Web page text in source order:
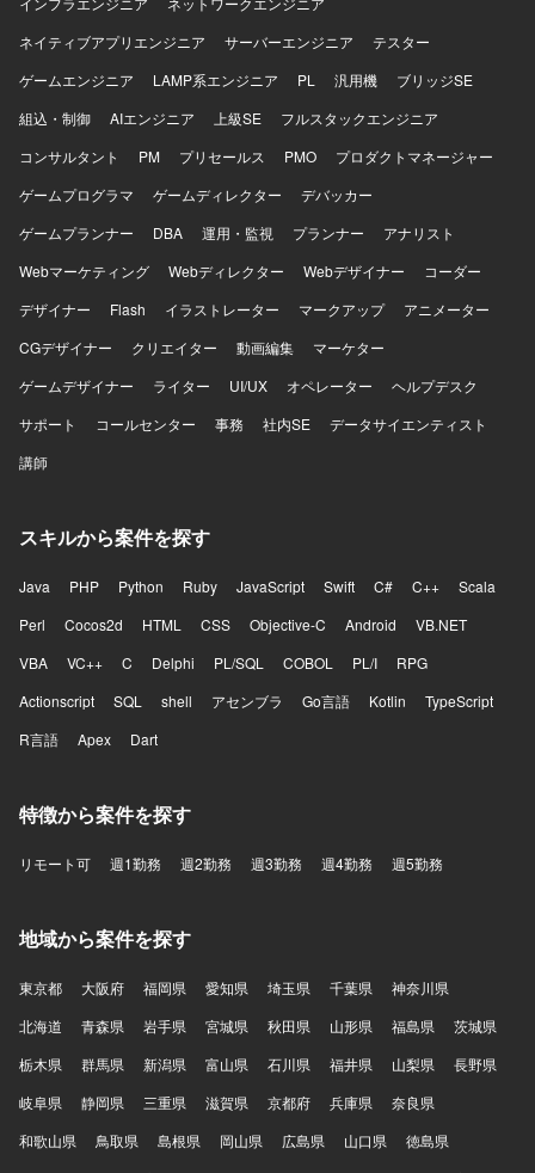
ースはPostgreSQLおよびMySQLを利用し、インフラは
WebSocketを用いたAPI開発、AIコーディングツールを活用
した開発スタイルを採用しています。
ネイティブアプリエンジニア
サーバーエンジニア
テスター
ゲームエンジニア
LAMP系エンジニア PL 汎用機
ブリッジSE
組込・制御
AIエンジニア 上級SE
フルスタックエンジニア
コンサルタント
PM プリセールス PMO
プロダクトマネージャー
ゲームプログラマ
ゲームディレクター
デバッカー
ゲームプランナー
DBA 運用・監視 プランナー
アナリスト
Webマーケティング
Webディレクター Webデザイナー
コーダー
デザイナー
Flash イラストレーター マークアップ
アニメーター
CGデザイナー
クリエイター 動画編集
マーケター
ゲームデザイナー
ライター UI/UX オペレーター
ヘルプデスク
サポート
コールセンター 事務 社内SE
データサイエンティスト
講師
スキルから案件を探す
Java PHP Python Ruby JavaScript Swift C# C++
Scala
Perl
Cocos2d HTML CSS Objective-C Android
VB.NET
VBA
VC++ C Delphi PL/SQL COBOL PL/I
RPG
Actionscript
SQL shell アセンブラ Go言語 Kotlin
TypeScript
R言語
Apex Dart
特徴から案件を探す
リモート可 週1勤務 週2勤務 週3勤務 週4勤務 週5勤務
地域から案件を探す
東京都 大阪府 福岡県 愛知県 埼玉県 千葉県
神奈川県
北海道
青森県 岩手県 宮城県 秋田県 山形県 福島県
茨城県
栃木県
群馬県 新潟県 富山県 石川県 福井県 山梨県
長野県
岐阜県
静岡県 三重県 滋賀県 京都府 兵庫県
奈良県
和歌山県
鳥取県 島根県 岡山県 広島県 山口県
徳島県